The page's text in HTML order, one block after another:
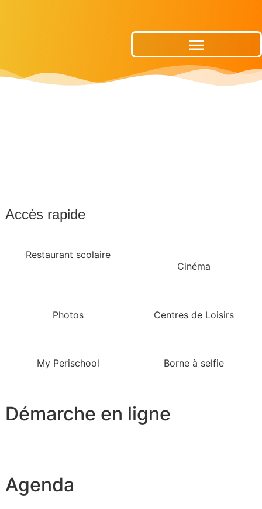
Accès rapide
Restaurant scolaire
Cinéma
Photos Centres de Loisirs
My Perischool Borne à selfie
Démarche en ligne
Agenda